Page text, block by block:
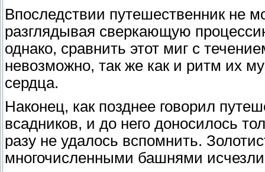
Впоследствии путешественник не
разглядывая сверкающую
однако, сравнить этот миг с
невозможно, так же как и ритм их
сердца.
Наконец, как позднее говорил
всадников, и до него доносилось
разу не удалось вспомнить.
многочисленными башнями